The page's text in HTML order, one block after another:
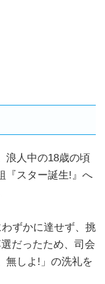
浪人中の18歳の頃
『スター誕生!』へ
ずかに達せず、挑
だったため、司会
無しよ!」の洗礼を